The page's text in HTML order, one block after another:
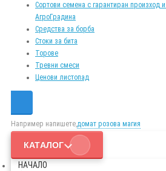
Сортови семена с гарантиран произход
АгроГрадина
Средства за борба
Стоки за бита
Торове
Тревни смеси
Ценови листопад
Например напишете,домат розова магия
КАТАЛОГ
НАЧАЛО